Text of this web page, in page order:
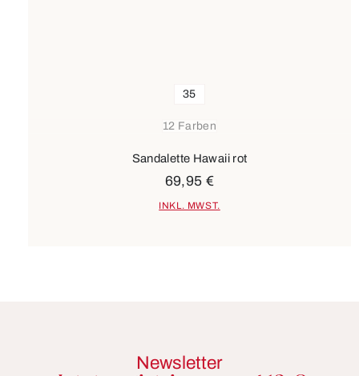
12 Farben
35
Sandalette Hawaii rot
69,95 €
INKL. MWST.
Newsletter